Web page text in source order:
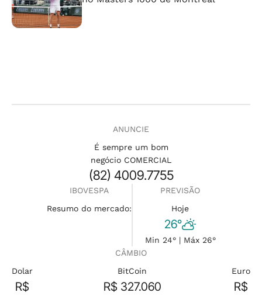
ANUNCIE
É sempre um bom
negócio COMERCIAL
(82) 4009.7755
IBOVESPA
Resumo do mercado:
PREVISÃO
Hoje
26°
Min 24° | Máx 26°
CÂMBIO
Dolar
R$
BitCoin
R$ 327.060
Euro
R$